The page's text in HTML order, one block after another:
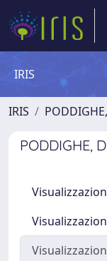
IRIS
IRIS
PODDIGHE,